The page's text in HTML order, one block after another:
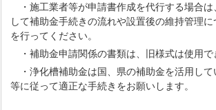
・施工業者等が申請書作成を代行する場合は
して補助金手続きの流れや設置後の維持管理
を行ってください。
・補助金申請関係の書類は、旧様式は使用で
・浄化槽補助金は国、県の補助金を活用して
等に従って適正な手続きをお願いします。